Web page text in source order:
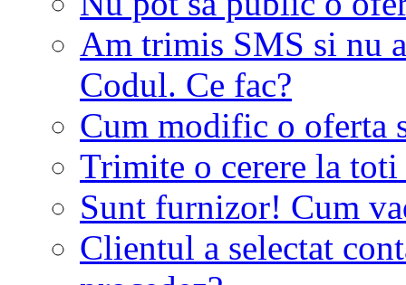
Am trimis SMS si nu
Codul. Ce fac?
Cum modific o oferta
Trimite o cerere la
Sunt furnizor! Cum
Clientul a selectat